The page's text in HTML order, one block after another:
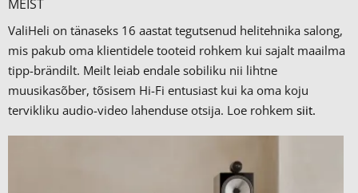
MEIST
ValiHeli on tänaseks 16 aastat tegutsenud helitehnika salong,
mis pakub oma klientidele tooteid rohkem kui sajalt maailma
tipp-brändilt. Meilt leiab endale sobiliku nii lihtne
muusikasõber, tõsisem Hi-Fi entusiast kui ka oma koju
tervikliku audio-video lahenduse otsija. Loe rohkem siit.